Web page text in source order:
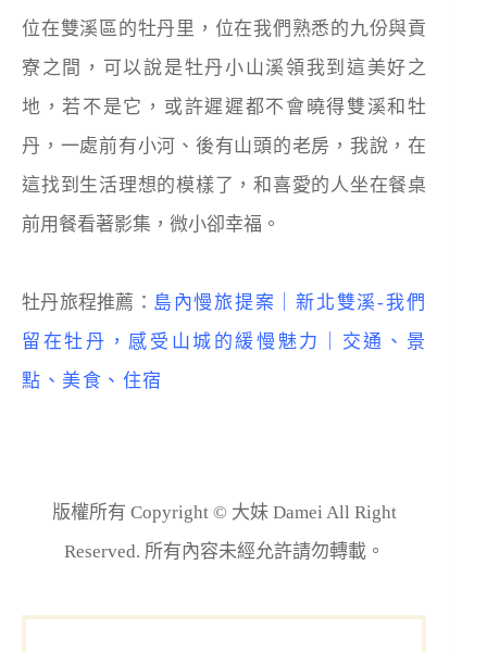
位在雙溪區的牡丹里，位在我們熟悉的九份與貢
寮之間，可以說是牡丹小山溪領我到這美好之
地，若不是它，或許遲遲都不會曉得雙溪和牡
丹，一處前有小河、後有山頭的老房，我說，在
這找到生活理想的模樣了，和喜愛的人坐在餐桌
前用餐看著影集，微小卻幸福。
牡丹旅程推薦： 島內慢旅提案｜新北雙溪-我們
留在牡丹，感受山城的緩慢魅力｜交通、景
點、美食、住宿
版權所有 Copyright © 大妹 Damei All Right
Reserved. 所有內容未經允許請勿轉載。